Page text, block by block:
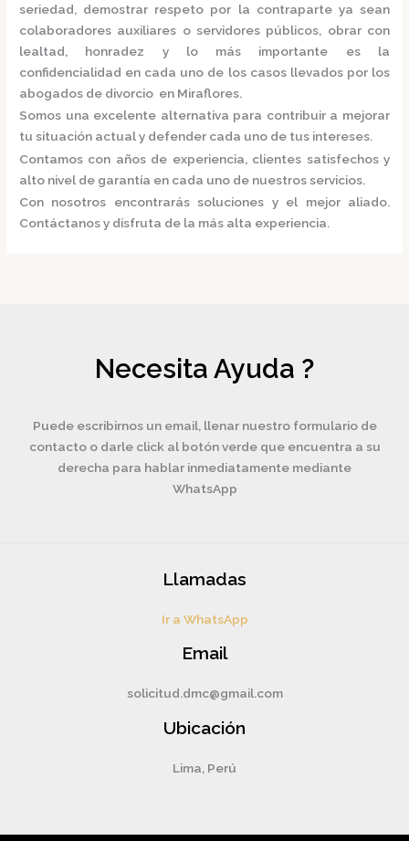
seriedad, demostrar respeto por la contraparte ya sean
colaboradores auxiliares o servidores públicos, obrar con
lealtad, honradez y lo más importante es la
confidencialidad en cada uno de los casos llevados por los
abogados de divorcio en Miraflores.
Somos una excelente alternativa para contribuir a mejorar
tu situación actual y defender cada uno de tus intereses.
Contamos con años de experiencia, clientes satisfechos y
alto nivel de garantía en cada uno de nuestros servicios.
Con nosotros encontrarás soluciones y el mejor aliado.
Contáctanos y disfruta de la más alta experiencia.
Necesita Ayuda ?
Puede escribirnos un email, llenar nuestro formulario de
contacto o darle click al botón verde que encuentra a su
derecha para hablar inmediatamente mediante
WhatsApp
Llamadas
Ir a WhatsApp
Email
solicitud.dmc@gmail.com
Ubicación
Lima, Perú